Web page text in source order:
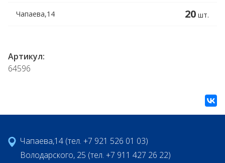
Чапаева,14 20 шт.
Артикул:
64596
Чапаева,14 (тел. +7 921 526 01 03)
Володарского, 25 (тел. +7 911 427 26 22)